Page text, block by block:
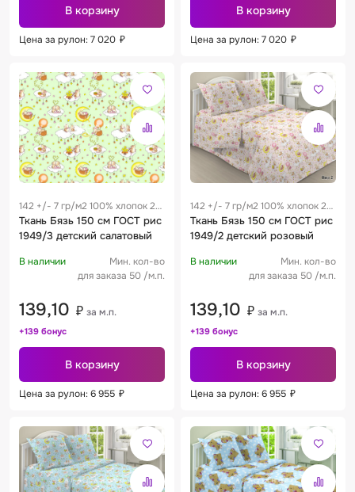
В корзину
Цена за рулон: 7 020 ₽
В корзину
Цена за рулон: 7 020 ₽
142 +/- 7 гр/м2 100% хлопок 28
см
Ткань Бязь 150 см ГОСТ рис
1949/3 детский салатовый
В наличии
Мин. кол-во
для заказа 50 /м.п.
139,10 ₽ за м.п.
+139 бонус
В корзину
Цена за рулон: 6 955 ₽
142 +/- 7 гр/м2 100% хлопок 28
см
Ткань Бязь 150 см ГОСТ рис
1949/2 детский розовый
В наличии
Мин. кол-во
для заказа 50 /м.п.
139,10 ₽ за м.п.
+139 бонус
В корзину
Цена за рулон: 6 955 ₽